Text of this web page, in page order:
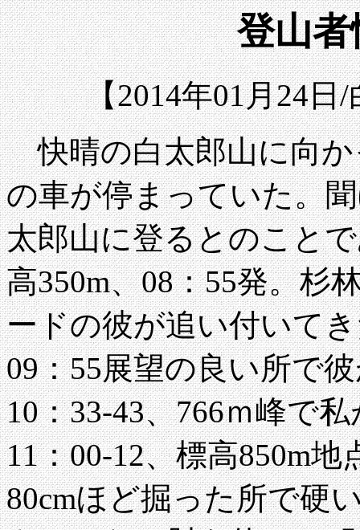
登山者
【2014年01月24日
快晴の白太郎山に向か
の車が停まっていた。
太郎山に登るとのこと
高350m、08：55発。杉
ードの彼が追い付いて
09：55展望の良い所で
10：33-43、766ｍ峰で
11：00-12、標高850m
80cmほど掘った所で硬